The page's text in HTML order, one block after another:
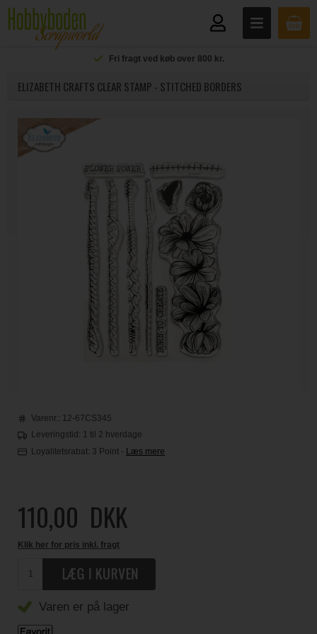
Fri fragt ved køb over 800 kr.
ELIZABETH CRAFTS CLEAR STAMP - STITCHED BORDERS
Varenr.: 12-67CS345
Leveringstid: 1 til 2 hverdage
Loyalitetsrabat: 3 Point - Læs mere
110,00 DKK
Klik her for pris inkl. fragt
Varen er på lager